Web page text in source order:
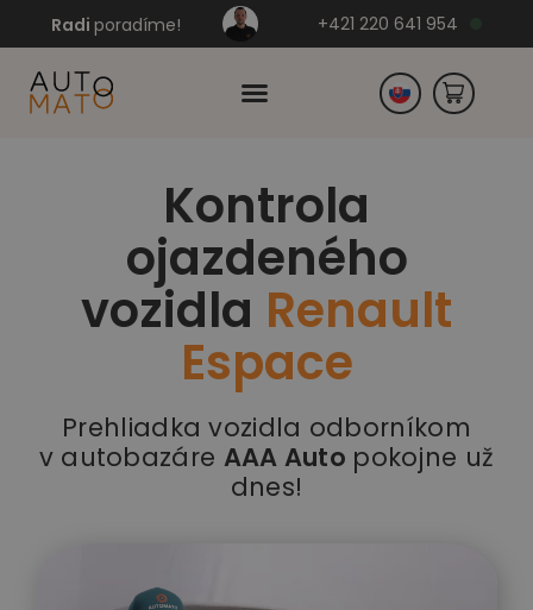
Radi poradíme! +421 220 641 954
Kontrola
ojazdeného
vozidla Renault
Espace
Prehliadka vozidla odborníkom
v autobazáre AAA Auto pokojne už
dnes!